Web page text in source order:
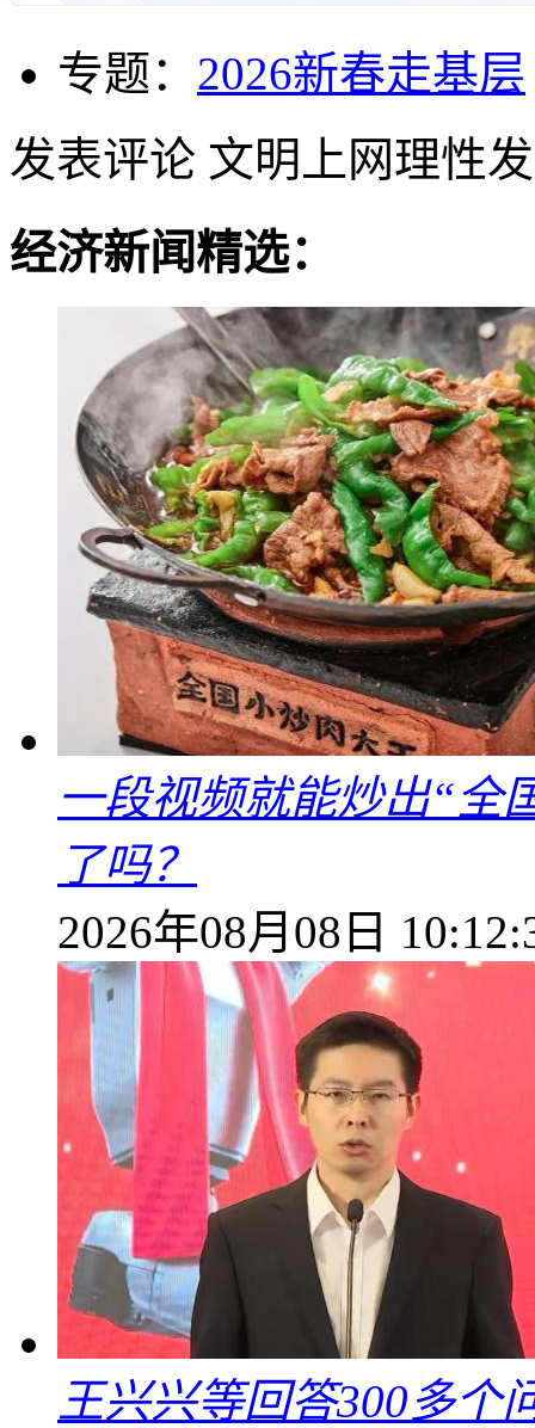
专题： 2026新春走基层
发表评论 文明上网理性
经济新闻精选：
一段视频就能炒出“全
了吗？
2026年08月08日
王兴兴等回答300多个